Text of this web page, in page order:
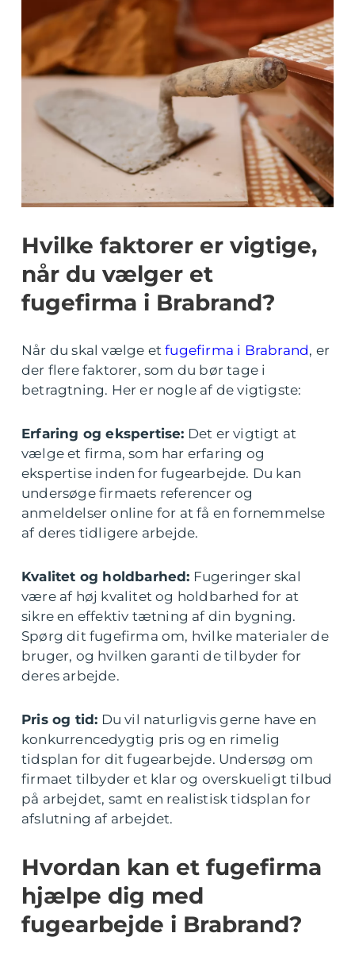
Hvilke faktorer er vigtige,
når du vælger et
fugefirma i Brabrand?
Når du skal vælge etfugefirma i Brabrand, er
der flere faktorer, som du bør tage i
betragtning. Her er nogle af de vigtigste:
Erfaring og ekspertise: Det er vigtigt at
vælge et firma, som har erfaring og
ekspertise inden for fugearbejde. Du kan
undersøge firmaets referencer og
anmeldelser online for at få en fornemmelse
af deres tidligere arbejde.
Kvalitet og holdbarhed: Fugeringer skal
være af høj kvalitet og holdbarhed for at
sikre en effektiv tætning af din bygning.
Spørg dit fugefirma om, hvilke materialer de
bruger, og hvilken garanti de tilbyder for
deres arbejde.
Pris og tid: Du vil naturligvis gerne have en
konkurrencedygtig pris og en rimelig
tidsplan for dit fugearbejde. Undersøg om
firmaet tilbyder et klar og overskueligt tilbud
på arbejdet, samt en realistisk tidsplan for
afslutning af arbejdet.
Hvordan kan et fugefirma
hjælpe dig med
fugearbejde i Brabrand?